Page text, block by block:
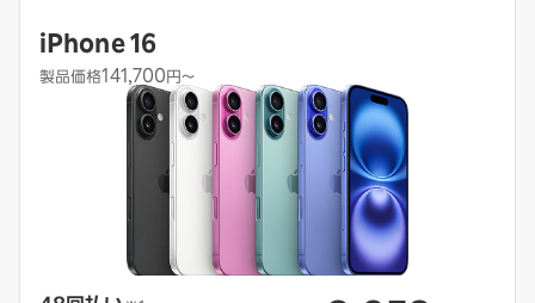
iPhone 16
製品価格141,700 円〜